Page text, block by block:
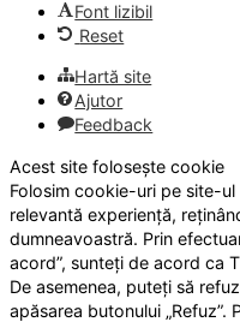
Font lizibil
Reset
Hartă site
Ajutor
Feedback
Acest site folosește cookie
Folosim cookie-uri pe site-
relevantă experiență,
dumneavoastră. Prin
acord”, sunteți de acord ca
De asemenea, puteți să
apăsarea butonului „Refuz”.